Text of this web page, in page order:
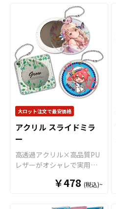
ですので持ち歩きも苦にな
りません。外側にはハイク
オリティPUレザーを使用。
リアルなシボ加工で高級感
ある仕上がりです。また、
内側には柔らかな起毛加工
を施していますので、収納
したグッズを優しく保護し
ます。販売に必要な資材も
取り揃えておりますので、
お客様にはデザインをご入
稿いただくだけでオリジナ
ル商品として販売していた
だくことができます。 短納
期・小ロットでの対応も可
能ですのでご不明点があり
ましたらお気軽にご相談く
大ロット注文で最安価格
アクリル スライドミラ
ー
高透過アクリル×高品質PU
レザーがオシャレで実用
スライドミラー」をお客様
作いたします。 スタイリッ
￥478 (税込)~